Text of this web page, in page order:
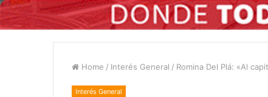
Home / Interés General / Romina Del Plá: «Al
Interés General